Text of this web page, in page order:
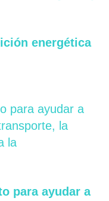
energética
para ayudar a